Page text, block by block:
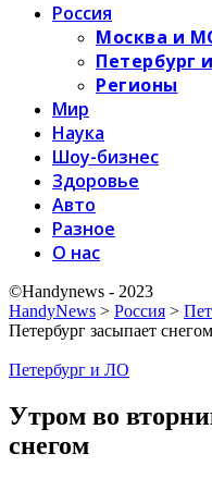
Россия
Москва и
Петербург
Регионы
Мир
Наука
Шоу-бизнес
Здоровье
Авто
Разное
О нас
©Handynews - 2023
HandyNews > Россия >
Петербург засыпает снегом
Петербург и ЛО
Утром во
снегом